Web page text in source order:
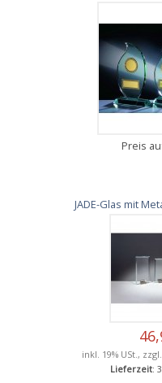
Preis
JADE-Glas mit
inkl. 19% USt.,
Lieferzeit: